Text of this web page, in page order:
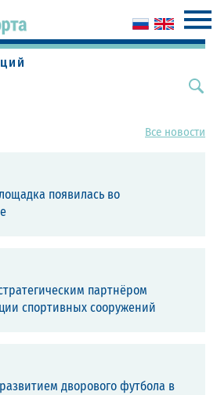
Все новости
появилась во
партнёром
спортивных сооружений
дворового футбола в